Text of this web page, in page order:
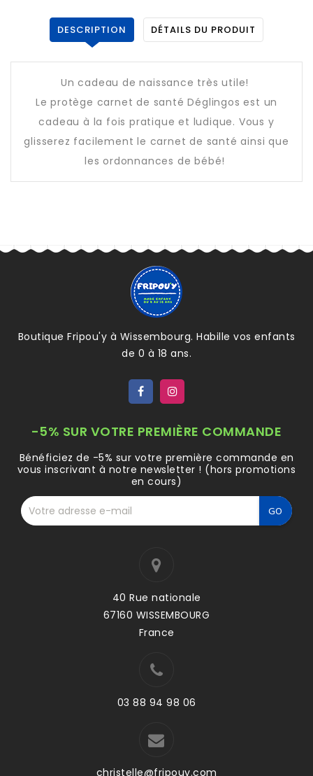
DESCRIPTION DÉTAILS DU PRODUIT
Un cadeau de naissance très utile!
Le protège carnet de santé Déglingos est un
cadeau à la fois pratique et ludique. Vous y
glisserez facilement le carnet de santé ainsi que
les ordonnances de bébé!
Boutique Fripou'y à Wissembourg. Habille vos enfants
de 0 à 18 ans.
-5% SUR VOTRE PREMIÈRE COMMANDE
Bénéficiez de -5% sur votre première commande en
vous inscrivant à notre newsletter ! (hors promotions
en cours)
40 Rue nationale
67160 WISSEMBOURG
France
03 88 94 98 06
christelle@fripouy.com